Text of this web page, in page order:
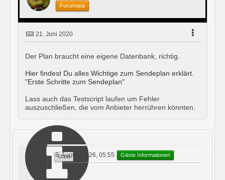
Forumopa
21. Juni 2020
Der Plan braucht eine eigene Datenbank, richtig.
Hier findest Du alles Wichtige zum Sendeplan erklärt.
"Erste Schritte zum Sendeplan"
Lass auch das Testscript laufen um Fehler
auszuschließen, die vom Anbieter herrühren könnten.
Gast
8. August 2026, 05:55 Gäste Informationen